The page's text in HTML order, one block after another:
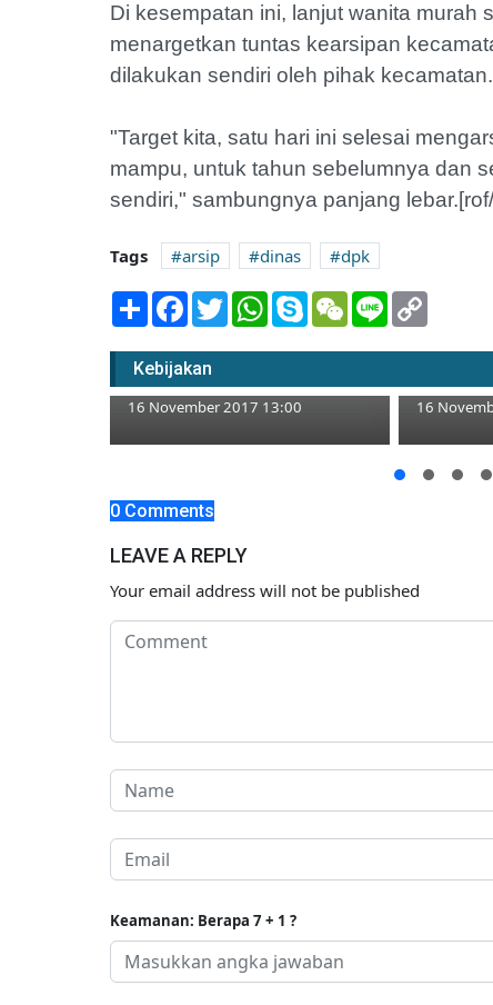
Di kesempatan ini, lanjut wanita murah
menargetkan tuntas kearsipan
dilakukan sendiri oleh pihak kecamatan.
"Target kita, satu hari ini selesai
mampu, untuk tahun sebelumnya dan
sendiri," sambungnya panjang
Tags arsip dinas
dpk
Share Facebook
TwitterWhatsApp
SkypeWeChatLine
Kebijakan
Minimnya PDTI dan PDP
Tuban Terjawab
16 November 2017 13:00
388
16
0 Comments
LEAVE A REPLY
Your email address will not be published
Keamanan: Berapa 7 + 1 ?